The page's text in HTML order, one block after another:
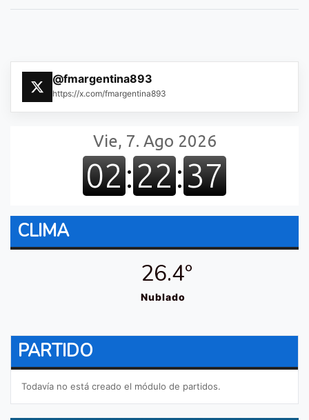
@fmargentina893
https://x.com/fmargentina893
CLIMA
26.4º
Nublado
PARTIDO
Todavía no está creado el módulo de partidos.